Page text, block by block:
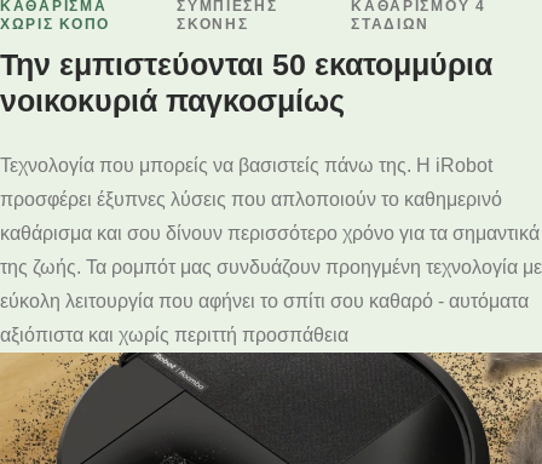
ΚΑΘΑΡΙΣΜΑ
ΧΩΡΙΣ ΚΟΠΟ
ΣΥΜΠΙΕΣΗΣ
ΣΚΟΝΗΣ
ΚΑΘΑΡΙΣΜΟΥ 4
ΣΤΑΔΙΩΝ
Την εμπιστεύονται 50 εκατομμύρια
νοικοκυριά παγκοσμίως
Τεχνολογία που μπορείς να βασιστείς πάνω της. Η iRobot
προσφέρει έξυπνες λύσεις που απλοποιούν το καθημερινό
καθάρισμα και σου δίνουν περισσότερο χρόνο για τα σημαντικά
της ζωής. Τα ρομπότ μας συνδυάζουν προηγμένη τεχνολογία με
εύκολη λειτουργία που αφήνει το σπίτι σου καθαρό - αυτόματα
αξιόπιστα και χωρίς περιττή προσπάθεια